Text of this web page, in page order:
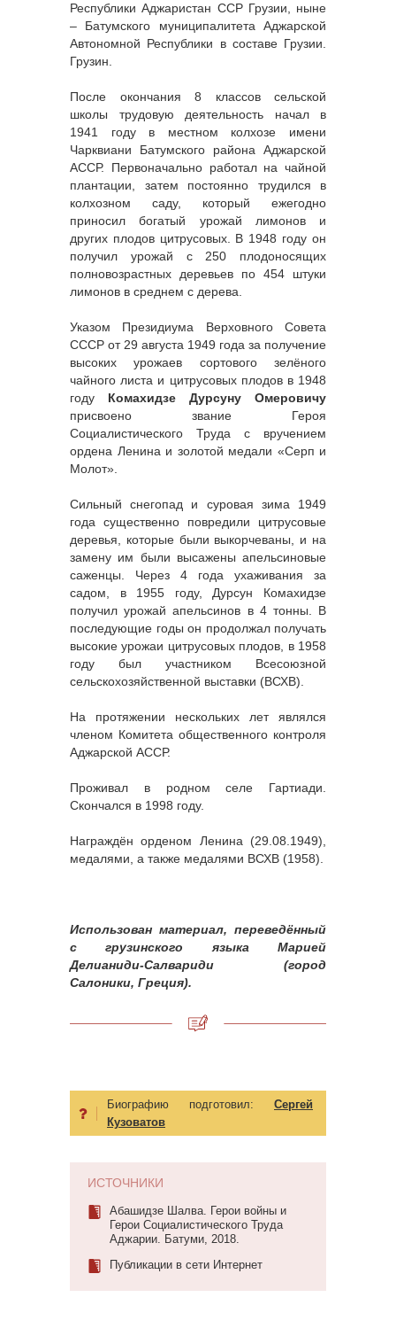
Республики Аджаристан ССР Грузии, ныне
– Батумского муниципалитета Аджарской
Автономной Республики в составе Грузии.
Грузин.
После окончания 8 классов сельской
школы трудовую деятельность начал в
1941 году в местном колхозе имени
Чарквиани Батумского района Аджарской
АССР. Первоначально работал на чайной
плантации, затем постоянно трудился в
колхозном саду, который ежегодно
приносил богатый урожай лимонов и
других плодов цитрусовых. В 1948 году он
получил урожай с 250 плодоносящих
полновозрастных деревьев по 454 штуки
лимонов в среднем с дерева.
Указом Президиума Верховного Совета
СССР от 29 августа 1949 года за получение
высоких урожаев сортового зелёного
чайного листа и цитрусовых плодов в 1948
году Комахидзе Дурсуну Омеровичу
присвоено звание Героя
Социалистического Труда с вручением
ордена Ленина и золотой медали «Серп и
Молот».
Сильный снегопад и суровая зима 1949
года существенно повредили цитрусовые
деревья, которые были выкорчеваны, и на
замену им были высажены апельсиновые
саженцы. Через 4 года ухаживания за
садом, в 1955 году, Дурсун Комахидзе
получил урожай апельсинов в 4 тонны. В
последующие годы он продолжал получать
высокие урожаи цитрусовых плодов, в 1958
году был участником Всесоюзной
сельскохозяйственной выставки (ВСХВ).
На протяжении нескольких лет являлся
членом Комитета общественного контроля
Аджарской АССР.
Проживал в родном селе Гартиади.
Скончался в 1998 году.
Награждён орденом Ленина (29.08.1949),
медалями, а также медалями ВСХВ (1958).
Использован материал, переведённый
с грузинского языка Марией
Делианиди-Салвариди (город
Салоники, Греция).
Биографию подготовил: Сергей
Кузоватов
ИСТОЧНИКИ
Абашидзе Шалва. Герои войны и
Герои Социалистического Труда
Аджарии. Батуми, 2018.
Публикации в сети Интернет